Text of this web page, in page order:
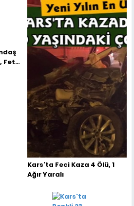
Fetö
Kars'ta Feci Kaza 4 Ölü, 1
Ağır Yaralı